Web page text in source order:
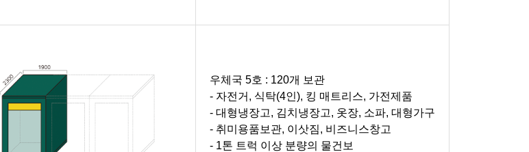
우체국 5호 : 120개 보관
- 자전거, 식탁(4인), 킹 매트리스, 가전제품
- 대형냉장고, 김치냉장고, 옷장, 소파, 대형가구
- 취미용품보관, 이삿짐, 비즈니스창고
- 1톤 트럭 이상 분량의 물건보